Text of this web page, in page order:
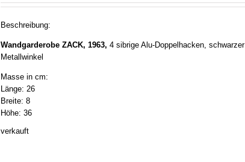
Beschreibung:
Wandgarderobe ZACK, 1963, 4 sibrige Alu-Doppelhacken, schwarzer
Metallwinkel
Masse in cm:
Länge: 26
Breite: 8
Höhe: 36
verkauft